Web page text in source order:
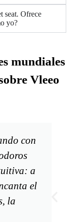
seat. Ofrece
yo?
mundiales
Vleeo
con
a
el
la